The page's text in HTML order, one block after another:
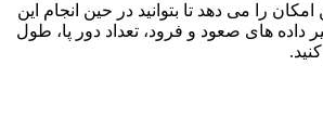
امکان را می دهد تا بتوانید در حین انجام این
داده های صعود و فرود، تعداد دور پا، طول